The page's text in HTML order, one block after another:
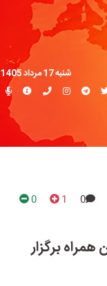
شنبه 17 مرداد 1405
0
1
0
همراه برگزار